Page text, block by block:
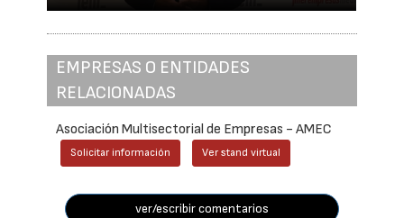
EMPRESAS O ENTIDADES
RELACIONADAS
Asociación Multisectorial de Empresas - AMEC
Solicitar información Ver stand virtual
ver/escribir comentarios